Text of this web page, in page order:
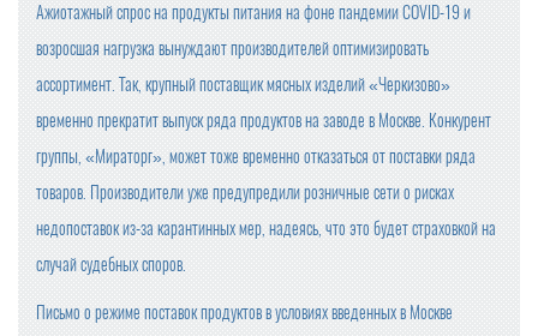
Ажиотажный спрос на продукты питания на фоне пандемии COVID-19 и
возросшая нагрузка вынуждают производителей оптимизировать
ассортимент. Так, крупный поставщик мясных изделий «Черкизово»
временно прекратит выпуск ряда продуктов на заводе в Москве. Конкурент
группы, «Мираторг», может тоже временно отказаться от поставки ряда
товаров. Производители уже предупредили розничные сети о рисках
недопоставок из-за карантинных мер, надеясь, что это будет страховкой на
случай судебных споров.
Письмо о режиме поставок продуктов в условиях введенных в Москве